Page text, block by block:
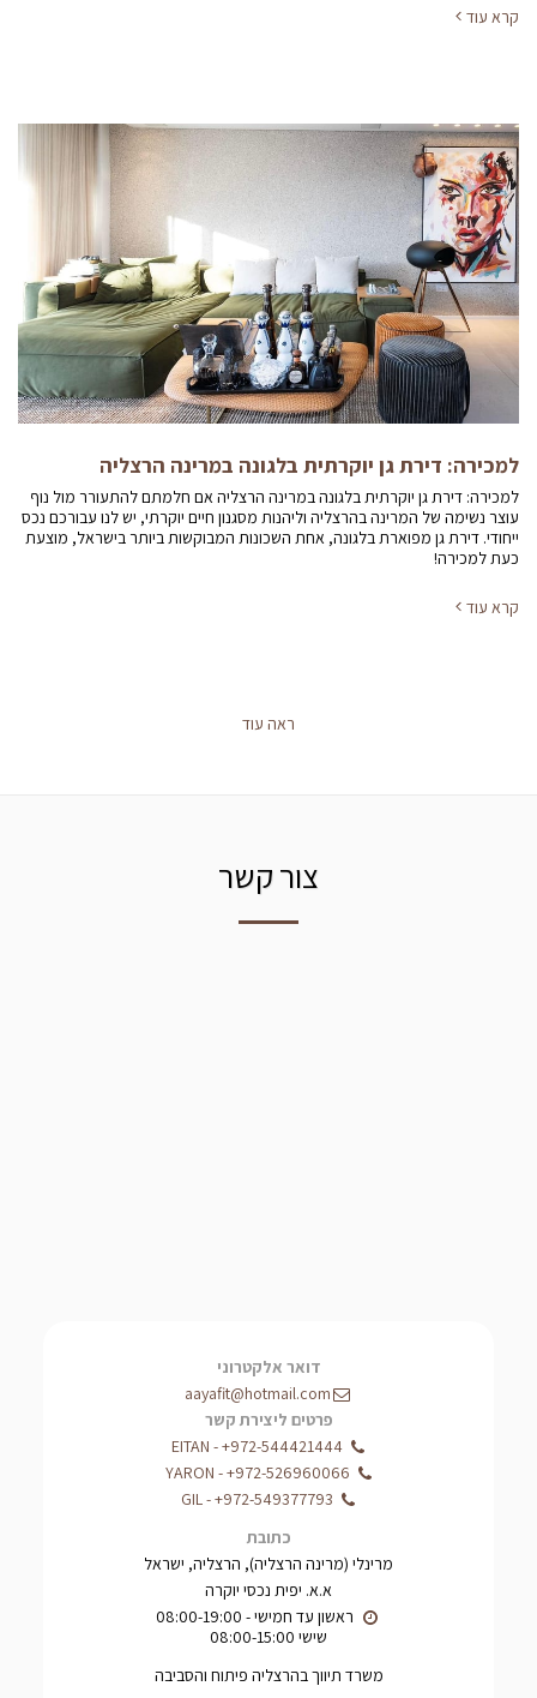
קרא עוד
למכירה: דירת גן יוקרתית בלגונה במרינה הרצליה
למכירה: דירת גן יוקרתית בלגונה במרינה הרצליה אם חלמתם להתעורר מול נוף
עוצר נשימה של המרינה בהרצליה וליהנות מסגנון חיים יוקרתי, יש לנו עבורכם נכס
ייחודי. דירת גן מפוארת בלגונה, אחת השכונות המבוקשות ביותר בישראל, מוצעת
כעת למכירה!
קרא עוד
ראה עוד
צור קשר
דואר אלקטרוני
aayafit@hotmail.com
פרטים ליצירת קשר
+972-544421444
-
EITAN
+972-526960066
-
YARON
+972-549377793
-
GIL
כתובת
מרינלי (מרינה הרצליה), הרצליה, ישראל
א.א. יפית נכסי יוקרה
שישי 08:00-15:00
משרד תיווך בהרצליה פיתוח והסביבה